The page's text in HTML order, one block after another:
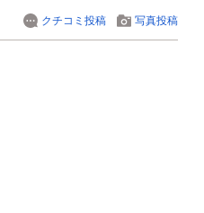
クチコミ投稿 写真投稿